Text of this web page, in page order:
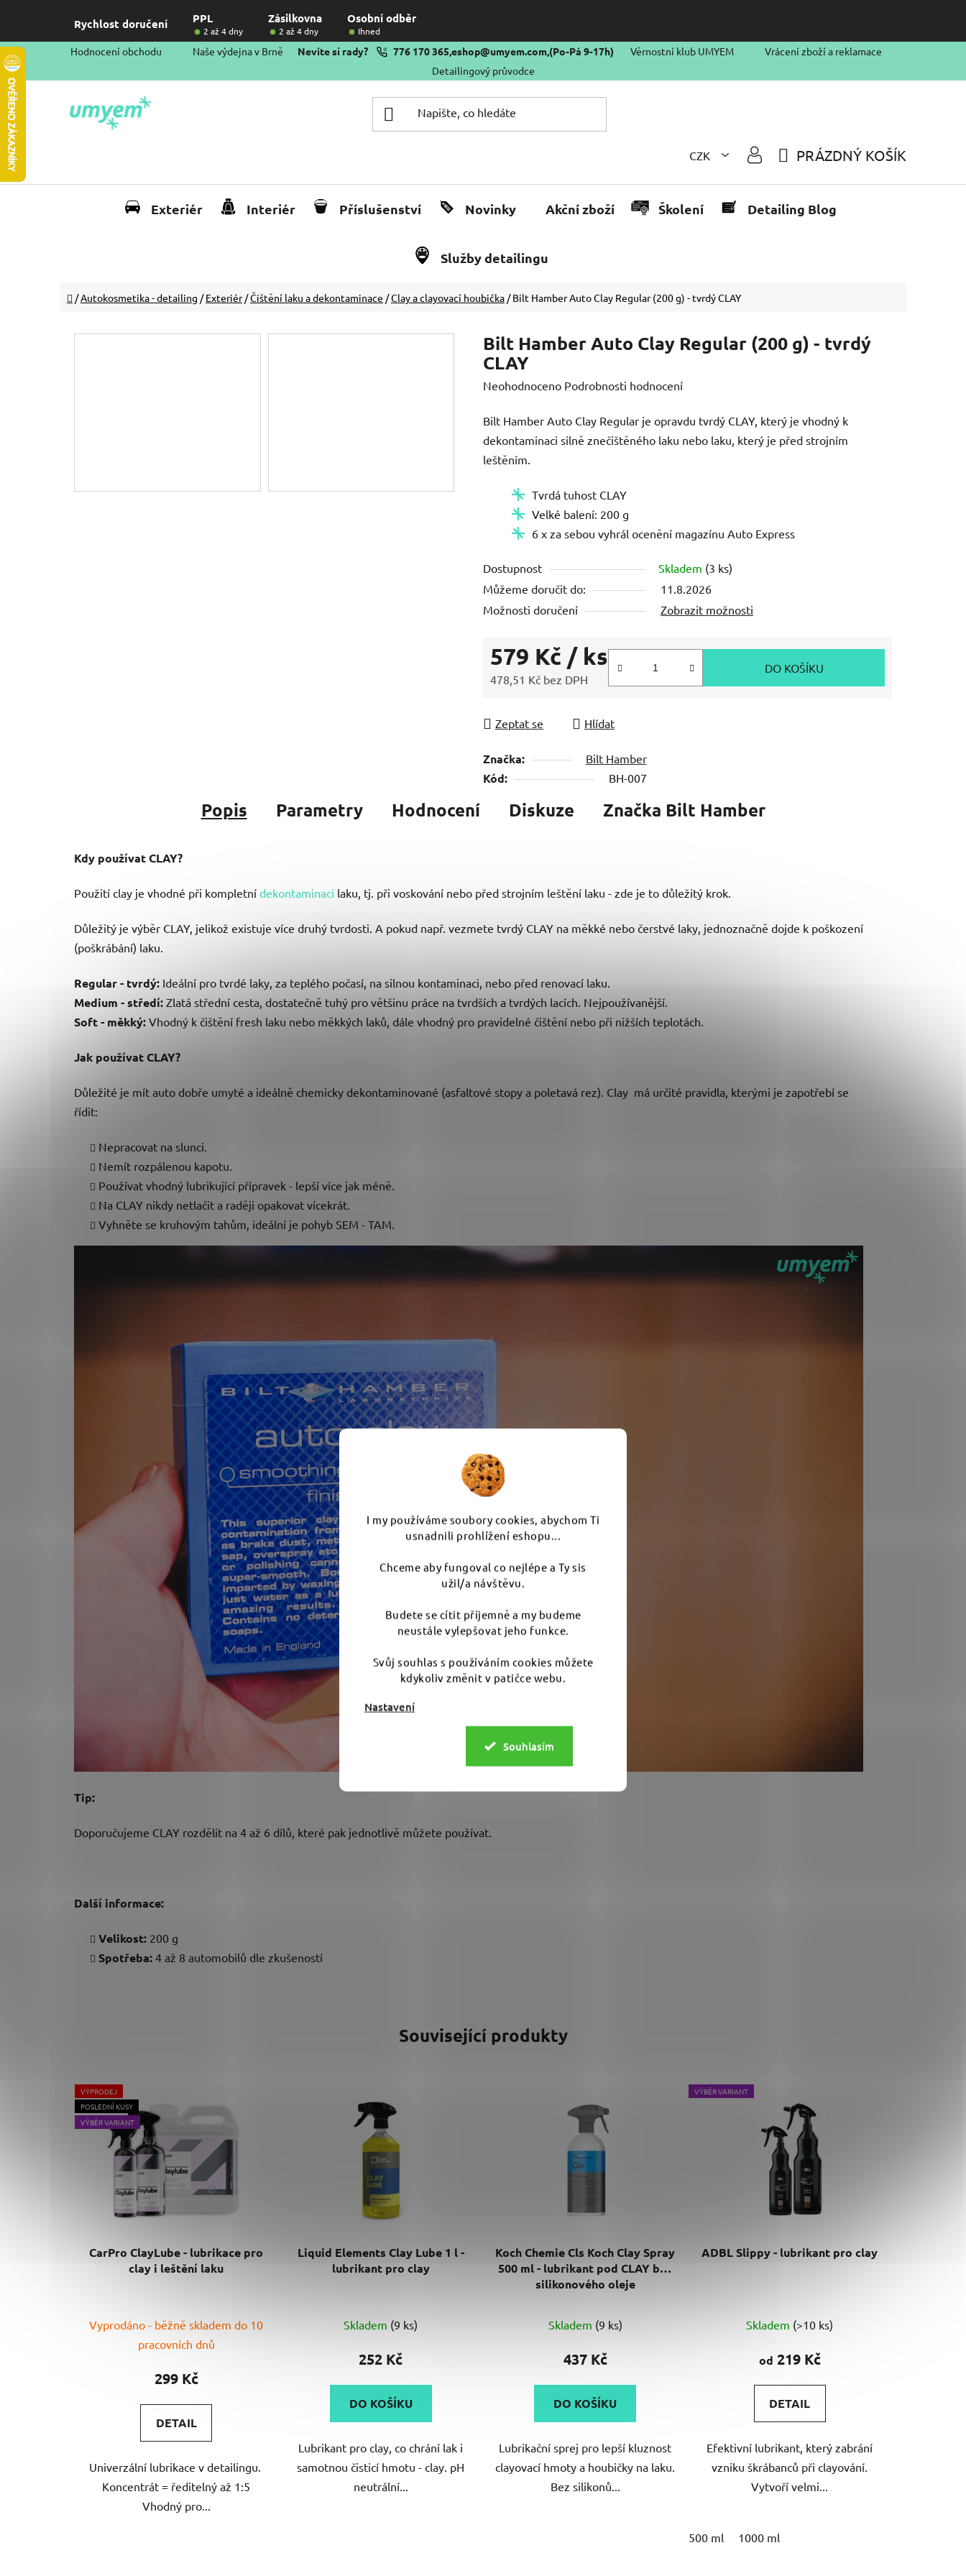
I my používáme soubory cookies, abychom Ti
usnadnili prohlížení eshopu...
Chceme aby fungoval co nejlépe a Ty sis
užil/a návštěvu.
Budete se cítit příjemně a my budeme
neustále vylepšovat jeho funkce.
Svůj souhlas s používáním cookies můžete
kdykoliv změnit v patičce webu.
Nastavení
Souhlasím
obsah
Rychlost doručení PPL Zásilkovna Osobní odběr
2 až 4 dny 2 až 4 dny Ihned
Hodnocení obchodu Naše výdejna v Brně Nevíte si rady? 776 170 365,eshop@umyem.com,(Po-Pá 9-17h) Věrnostní klub UMYEM
Vrácení zboží a reklamace
Detailingový průvodce
CZK
KOŠÍK
PRÁZDNÝ KOŠÍK
Exteriér Interiér Příslušenství Novinky Akční zboží Školení Detailing Blog
Služby detailingu
Domů
/Autokosmetika - detailing / Exteriér /Čištění laku a dekontaminace /Clay a clayovací houbička / Bilt Hamber Auto Clay Regular (200 g) - tvrdý CLAY
Bilt Hamber Auto Clay Regular (200 g) - tvrdý
CLAY
Průměrné
produktu
je
0,0
hvězdiček.
Neohodnoceno Podrobnosti hodnocení
Bilt Hamber Auto Clay Regular je opravdu tvrdý CLAY, který je vhodný k
dekontaminaci silně znečištěného laku nebo laku, který je před strojním
leštěním.
Tvrdá tuhost CLAY
Velké balení: 200 g
6 x za sebou vyhrál ocenění magazínu Auto Express
Dostupnost Skladem (3 ks)
Můžeme doručit do:
11.8.2026
Možnosti doručení
Zobrazit možnosti
579 Kč / ks
478,51 Kč bez DPH
DO KOŠÍKU
Zeptat se Hlídat
Značka: Bilt Hamber
Kód: BH-007
Popis Parametry Hodnocení Diskuze Značka Bilt Hamber
Kdy používat CLAY?
Použití clay je vhodné při kompletní dekontaminaci laku, tj. při voskování nebo před strojním leštění laku - zde je to důležitý krok.
Důležitý je výběr CLAY, jelikož existuje více druhý tvrdosti. A pokud např. vezmete tvrdý CLAY na měkké nebo čerstvé laky, jednoznačně dojde k poškození
(poškrábání) laku.
Regular - tvrdý: Ideální pro tvrdé laky, za teplého počasí, na silnou kontaminaci, nebo před renovací laku.
Medium - středí: Zlatá střední cesta, dostatečně tuhý pro většinu práce na tvrdších a tvrdých lacích. Nejpoužívanější.
Soft - měkký: Vhodný k čištění fresh laku nebo měkkých laků, dále vhodný pro pravidelné čištění nebo při nižších teplotách.
Jak používat CLAY?
Důležité je mít auto dobře umyté a ideálně chemicky dekontaminované (asfaltové stopy a poletavá rez). Clay má určité pravidla, kterými je zapotřebí se
řídit:
Nepracovat na slunci.
Nemít rozpálenou kapotu.
Používat vhodný lubrikující přípravek - lepší více jak méně.
Na CLAY nikdy netlačit a raději opakovat vícekrát.
Vyhněte se kruhovým tahům, ideální je pohyb SEM - TAM.
Tip:
Doporučujeme CLAY rozdělit na 4 až 6 dílů, které pak jednotlivě můžete používat.
Další informace:
Velikost: 200 g
Spotřeba: 4 až 8 automobilů dle zkušeností
Související produkty
VÝPRODEJ
POSLEDNÍ KUSY
VÝBĚR VARIANT
CarPro ClayLube - lubrikace pro
clay i leštění laku
hodnocení
produktu
je
z
5
Vyprodáno - běžně skladem do 10
pracovních dnů
299 Kč
DETAIL
Univerzální lubrikace v detailingu.
Koncentrát = ředitelný až 1:5
Vhodný pro...
Liquid Elements Clay Lube 1 l -
lubrikant pro clay
hodnocení
produktu
z
hvězdiček.
Skladem (9 ks)
252 Kč
DO KOŠÍKU
Lubrikant pro clay, co chrání lak i
samotnou čisticí hmotu - clay. pH
neutrální...
Koch Chemie Cls Koch Clay Spray
500 ml - lubrikant pod CLAY bez
silikonového oleje
Skladem (9 ks)
437 Kč
DO KOŠÍKU
Lubrikační sprej pro lepší kluznost
clayovací hmoty a houbičky na laku.
Bez silikonů...
VÝBĚR VARIANT
ADBL Slippy - lubrikant pro clay
hodnocení
produktu
5,0
z
hvězdiček.
Skladem (>10 ks)
od 219 Kč
DETAIL
Efektivní lubrikant, který zabrání
vzniku škrábanců při clayování.
Vytvoří velmi...
500 ml 1000 ml